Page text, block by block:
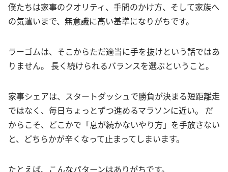
僕たちは家事のクオリティ、手間のかけ方、そして家族へ
の気遣いまで、無意識に高い基準になりがちです。
ラーゴムは、そこからただ適当に手を抜けという話ではあ
りません。 長く続けられるバランスを選ぶということ。
家事シェアは、スタートダッシュで勝負が決まる短距離走
ではなく、毎日ちょっとずつ進めるマラソンに近い。 だ
からこそ、どこかで「息が続かないやり方」を手放さない
と、どちらかが辛くなって止まってしまいます。
たとえば、こんなパターンはありがちです。